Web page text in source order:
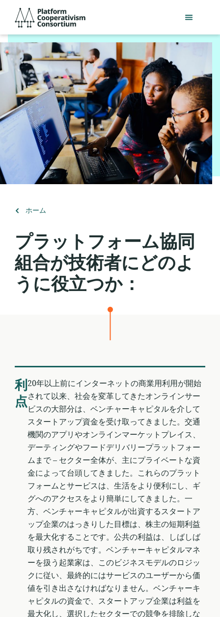
コ
ン
テ
ン
ス
キ
Consortium
（）
戻
る
ホーム
プラットフォーム協同
組合が技術者にどのよ
うに役立つか：
利
点
20年以上前にインターネットの商業用利用が開始
されて以来、社会を変革してきたオンラインサー
ビスの大部分は、ベンチャーキャピタルを介して
スタートアップ資金を受け取ってきました。交通
機関のアプリやオンラインマーケットプレイス、
デーティングやフードデリバリープラットフォー
ムまで – セクター全体が、主にプライベートな資
金によって台頭してきました。これらのプラット
フォームとサービスは、生活をより便利にし、ギ
グへのアクセスをより簡単にしてきました。一
方、ベンチャーキャピタルが出資するスタートア
ップ企業のはっきりした目標は、株主の短期利益
を最大化することです。公共の利益は、しばしば
取り残されがちです。ベンチャーキャピタルマネ
ーを扱う起業家は、このビジネスモデルのロジッ
クに従い、最終的にはサービスのユーザーから価
値を引き出さなければなりません。ベンチャーキ
ャピタルの資金で、スタートアップ企業は利益を
最大化し、選択したセクターでの競争を排除しな